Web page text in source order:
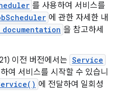
를 사용하여 서비스를
에 관한 자세한 내
을 참고하세
이전 버전에서는 Service
여 서비스를 시작할 수 있습니
에 전달하여 일회성